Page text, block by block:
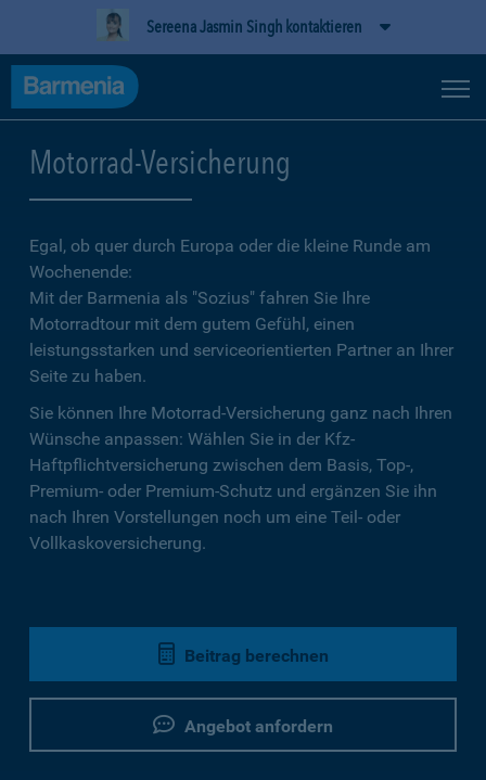
Sereena Jasmin Singh kontaktieren
Motorrad-Versicherung
Egal, ob quer durch Europa oder die kleine Runde am
Wochenende:
Mit der Barmenia als "Sozius" fahren Sie Ihre
Motorradtour mit dem gutem Gefühl, einen
leistungsstarken und serviceorientierten Partner an Ihrer
Seite zu haben.
Sie können Ihre Motorrad-Versicherung ganz nach Ihren
Wünsche anpassen: Wählen Sie in der Kfz-
Haftpflichtversicherung zwischen dem Basis, Top-,
Premium- oder Premium-Schutz und ergänzen Sie ihn
nach Ihren Vorstellungen noch um eine Teil- oder
Vollkaskoversicherung.
Beitrag berechnen
Angebot anfordern